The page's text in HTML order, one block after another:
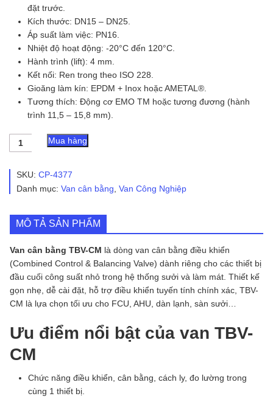
đặt trước.
Kích thước: DN15 – DN25.
Áp suất làm việc: PN16.
Nhiệt độ hoạt động: -20°C đến 120°C.
Hành trình (lift): 4 mm.
Kết nối: Ren trong theo ISO 228.
Gioăng làm kín: EPDM + Inox hoặc AMETAL®.
Tương thích: Động cơ EMO TM hoặc tương đương (hành
trình 11,5 – 15,8 mm).
Van
Cân
TBV-
số
Mua hàng
SKU: CP-4377
Danh mục: Van cân bằng, Van Công Nghiệp
MÔ TẢ SẢN PHẨM
Van cân bằng TBV-CM là dòng van cân bằng điều khiển
(Combined Control & Balancing Valve) dành riêng cho các thiết bị
đầu cuối công suất nhỏ trong hệ thống sưởi và làm mát. Thiết kế
gọn nhẹ, dễ cài đặt, hỗ trợ điều khiển tuyến tính chính xác, TBV-
CM là lựa chọn tối ưu cho FCU, AHU, dàn lạnh, sàn sưởi…
Ưu điểm nổi bật của van TBV-
CM
Chức năng điều khiển, cân bằng, cách ly, đo lường trong
cùng 1 thiết bị.